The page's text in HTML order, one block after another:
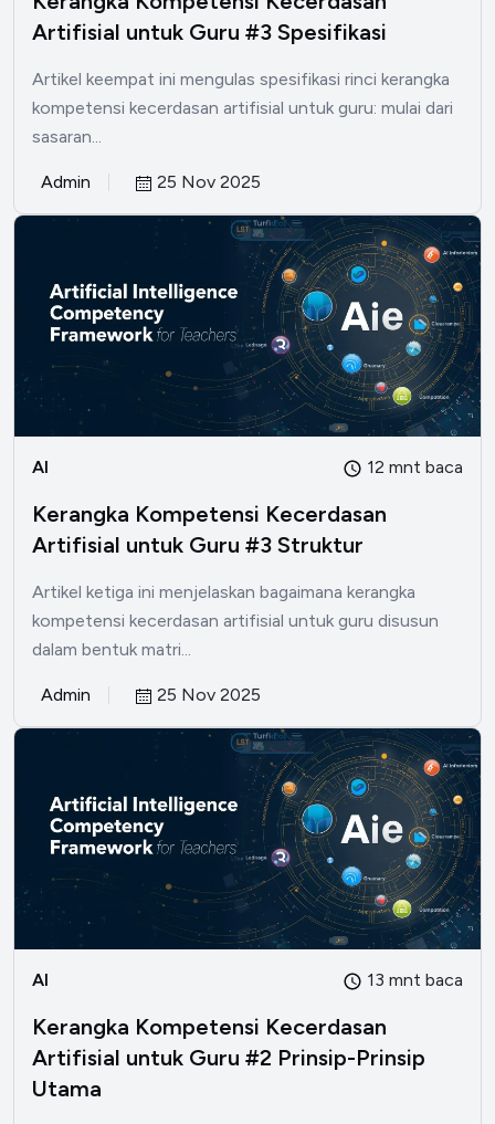
Artifisial untuk Guru #3 Spesifikasi
Artikel keempat ini mengulas spesifikasi rinci kerangka
kompetensi kecerdasan artifisial untuk guru: mulai dari
sasaran...
Admin 25 Nov 2025
AI 12 mnt baca
Kerangka Kompetensi Kecerdasan
Artifisial untuk Guru #3 Struktur
Artikel ketiga ini menjelaskan bagaimana kerangka
kompetensi kecerdasan artifisial untuk guru disusun
dalam bentuk matri...
Admin 25 Nov 2025
AI 13 mnt baca
Kerangka Kompetensi Kecerdasan
Artifisial untuk Guru #2 Prinsip-Prinsip
Utama